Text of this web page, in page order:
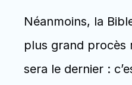
Néanmoins, la
plus grand procès
sera le dernier :